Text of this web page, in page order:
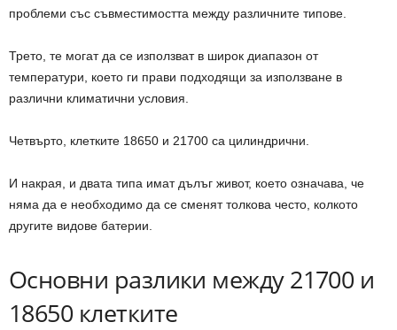
проблеми със съвместимостта между различните типове.
Трето, те могат да се използват в широк диапазон от
температури, което ги прави подходящи за използване в
различни климатични условия.
Четвърто, клетките 18650 и 21700 са цилиндрични.
И накрая, и двата типа имат дълъг живот, което означава, че
няма да е необходимо да се сменят толкова често, колкото
другите видове батерии.
Основни разлики между 21700 и
18650 клетките